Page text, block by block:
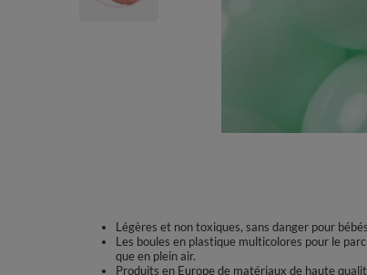
Légères et non toxiques, sans danger pour
Les boules en plastique multicolores pour le
que en plein air.
Produits en Europe de matériaux de haute